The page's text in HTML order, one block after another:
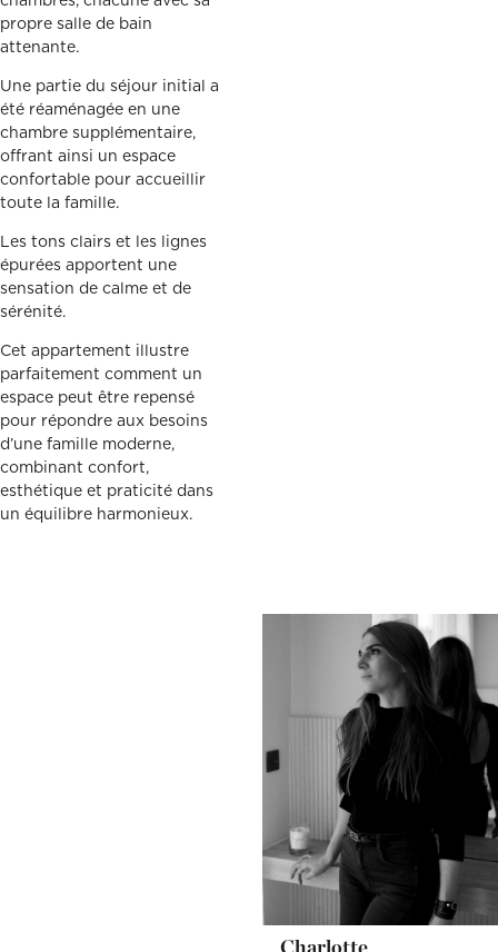
propre salle de bain
attenante.
Une partie du séjour initial a
été réaménagée en une
chambre supplémentaire,
offrant ainsi un espace
confortable pour accueillir
toute la famille.
Les tons clairs et les lignes
épurées apportent une
sensation de calme et de
sérénité.
Cet appartement illustre
parfaitement comment un
espace peut être repensé
pour répondre aux besoins
d’une famille moderne,
combinant confort,
esthétique et praticité dans
un équilibre harmonieux.